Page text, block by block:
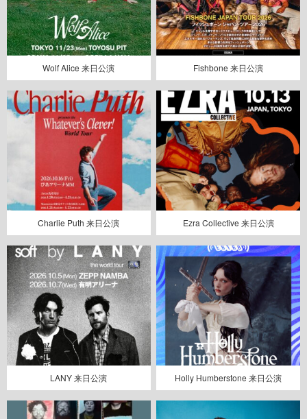
Wolf Alice 来日公演 Fishbone 来日公演
Charlie Puth 来日公演 Ezra Collective 来日公演
LANY 来日公演 Holly Humberstone 来日公演